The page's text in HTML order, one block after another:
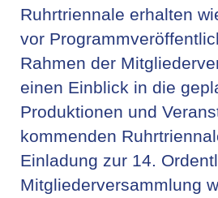
Ruhrtriennale erhalten
vor
Rahmen der
einen Einblick in die
Produktionen und
kommenden
Einladung zur 14.
Mitgliederversammlung